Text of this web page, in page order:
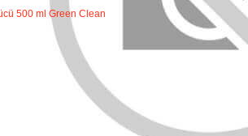
500 ml Green Clean
ürüne ilk yorumu siz yapın!
resim, ürün açıklamalarında ve diğer
noktaları öneri formunu kullanarak